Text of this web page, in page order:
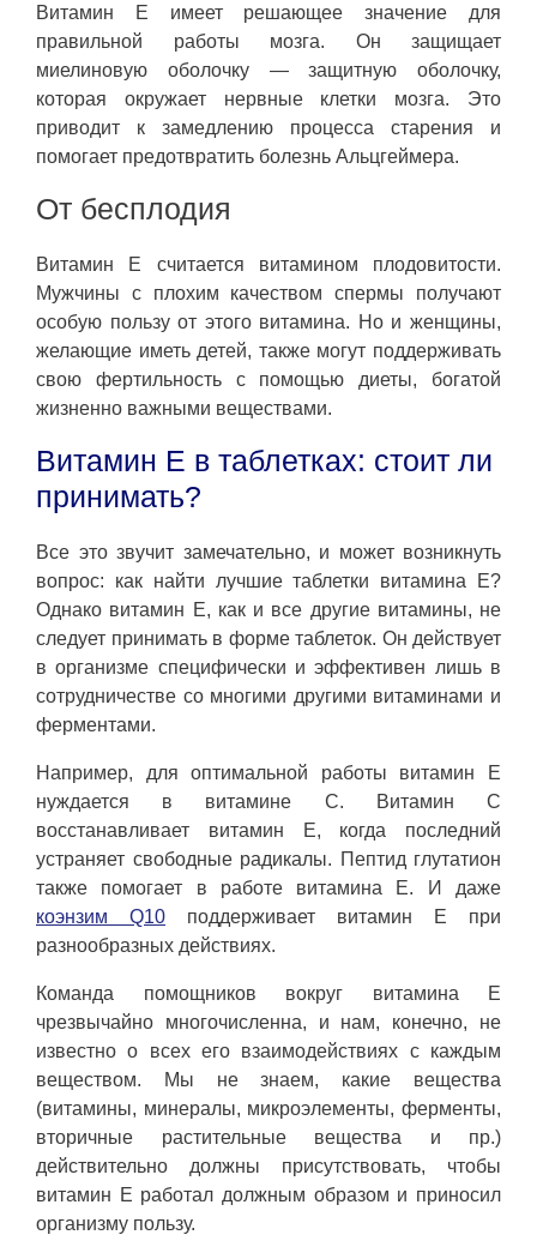
Витамин Е имеет решающее значение для
правильной работы мозга. Он защищает
миелиновую оболочку — защитную оболочку,
которая окружает нервные клетки мозга. Это
приводит к замедлению процесса старения и
помогает предотвратить болезнь Альцгеймера.
От бесплодия
Витамин Е считается витамином плодовитости.
Мужчины с плохим качеством спермы получают
особую пользу от этого витамина. Но и женщины,
желающие иметь детей, также могут поддерживать
свою фертильность с помощью диеты, богатой
жизненно важными веществами.
Витамин Е в таблетках: стоит ли
принимать?
Все это звучит замечательно, и может возникнуть
вопрос: как найти лучшие таблетки витамина Е?
Однако витамин Е, как и все другие витамины, не
следует принимать в форме таблеток. Он действует
в организме специфически и эффективен лишь в
сотрудничестве со многими другими витаминами и
ферментами.
Например, для оптимальной работы витамин Е
нуждается в витамине С. Витамин С
восстанавливает витамин Е, когда последний
устраняет свободные радикалы. Пептид глутатион
также помогает в работе витамина Е. И даже
коэнзим Q10 поддерживает витамин Е при
разнообразных действиях.
Команда помощников вокруг витамина Е
чрезвычайно многочисленна, и нам, конечно, не
известно о всех его взаимодействиях с каждым
веществом. Мы не знаем, какие вещества
(витамины, минералы, микроэлементы, ферменты,
вторичные растительные вещества и пр.)
действительно должны присутствовать, чтобы
витамин Е работал должным образом и приносил
организму пользу.